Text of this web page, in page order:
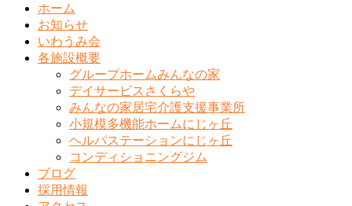
ホーム
お知らせ
いわうみ会
各施設概要
グループホームみんなの家
デイサービスさくらや
みんなの家居宅介護支援事業所
小規模多機能ホームにじヶ丘
ヘルパステーションにじヶ丘
コンディショニングジム
ブログ
採用情報